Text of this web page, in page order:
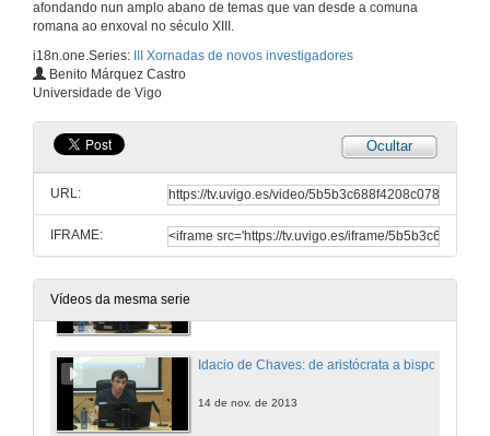
afondando nun amplo abano de temas que van desde a comuna
romana ao enxoval no século XIII.
i18n.one.Series:
III Xornadas de novos investigadores
Benito Márquez Castro
Universidade de Vigo
Ocultar
URL:
IFRAME:
Vídeos da mesma serie
13 de nov. de 2013
14 de nov. de 2013
Idacio de Chaves: de aristócrata a bispo
14 de nov. de 2013